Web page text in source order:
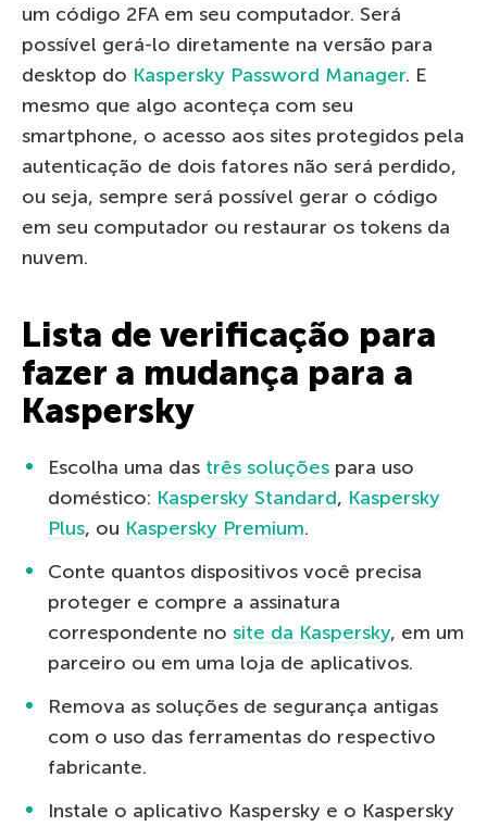
um código 2FA em seu computador. Será
possível gerá-lo diretamente na versão para
desktop do Kaspersky Password Manager. E
mesmo que algo aconteça com seu
smartphone, o acesso aos sites protegidos pela
autenticação de dois fatores não será perdido,
ou seja, sempre será possível gerar o código
em seu computador ou restaurar os tokens da
nuvem.
Lista de verificação para
fazer a mudança para a
Kaspersky
Escolha uma das três soluções para uso
doméstico: Kaspersky Standard, Kaspersky
Plus, ou Kaspersky Premium.
Conte quantos dispositivos você precisa
proteger e compre a assinatura
correspondente no site da Kaspersky, em um
parceiro ou em uma loja de aplicativos.
Remova as soluções de segurança antigas
com o uso das ferramentas do respectivo
fabricante.
Instale o aplicativo Kaspersky e o Kaspersky